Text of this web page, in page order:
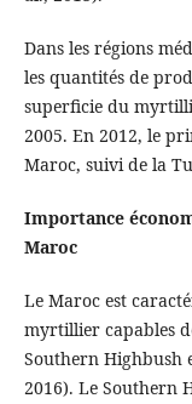
Dans les régions
les quantités de
superficie du
2005. En 2012, le
Maroc, suivi de la
Importance
Maroc
Le Maroc est
myrtillier capables
Southern Highbush
2016). Le Southern